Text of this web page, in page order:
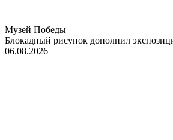
Музей Победы
Блокадный рисунок дополнил
06.08.2026